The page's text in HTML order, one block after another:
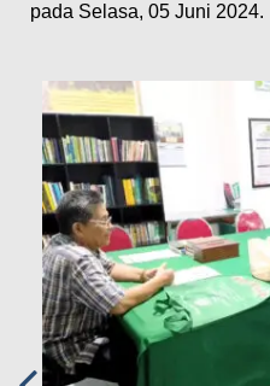
pada Selasa, 05 Juni 2024.